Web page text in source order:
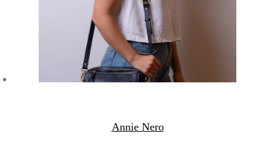
Annie Nero